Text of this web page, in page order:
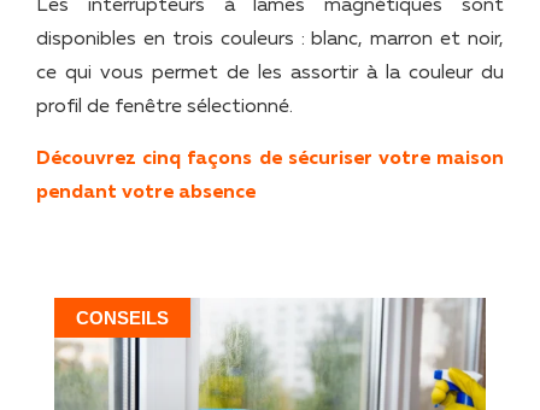
Les interrupteurs à lames magnétiques sont
disponibles en trois couleurs : blanc, marron et noir,
ce qui vous permet de les assortir à la couleur du
profil de fenêtre sélectionné.
Découvrez cinq façons de sécuriser votre maison
pendant votre absence
CONSEILS